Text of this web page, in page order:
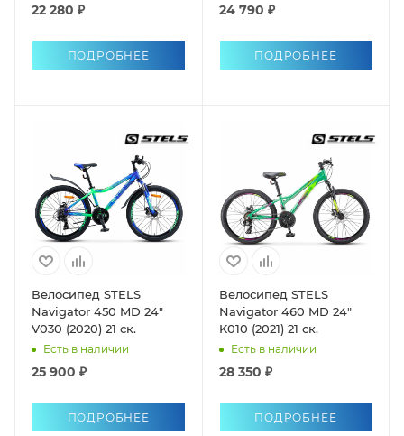
22 280 ₽
ПОДРОБНЕЕ
24 790 ₽
ПОДРОБНЕЕ
Велосипед STELS
Navigator 450 MD 24"
V030 (2020) 21 ск.
Есть в наличии
25 900 ₽
ПОДРОБНЕЕ
Велосипед STELS
Navigator 460 MD 24"
K010 (2021) 21 ск.
Есть в наличии
28 350 ₽
ПОДРОБНЕЕ